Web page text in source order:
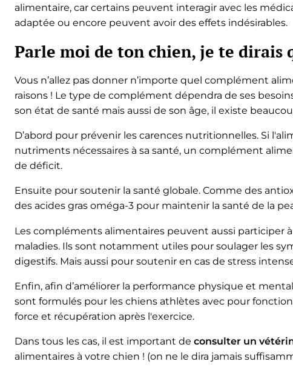
alimentaire, car certains peuvent interagir avec les
adaptée ou encore peuvent avoir des effets indésirables.
Parle moi de ton chien, je te
Vous n’allez pas donner n’importe quel complément
raisons ! Le type de complément dépendra de ses
son état de santé mais aussi de son âge, il existe
D’abord pour prévenir les carences nutritionnelles. Si
nutriments nécessaires à sa santé, un complément
de déficit.
Ensuite pour soutenir la santé globale. Comme des
des acides gras oméga-3 pour maintenir la santé de la
Les compléments alimentaires peuvent aussi participer
maladies. Ils sont notamment utiles pour soulager les
digestifs. Mais aussi pour soutenir en cas de stress
Enfin, afin d’améliorer la performance physique et
sont formulés pour les chiens athlètes avec pour
force et récupération après l'exercice.
Dans tous les cas, il est important de consulter un
alimentaires à votre chien ! (on ne le dira jamais